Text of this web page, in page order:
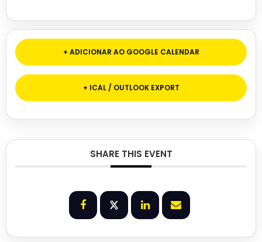
+ ADICIONAR AO GOOGLE CALENDAR
+ ICAL / OUTLOOK EXPORT
SHARE THIS EVENT